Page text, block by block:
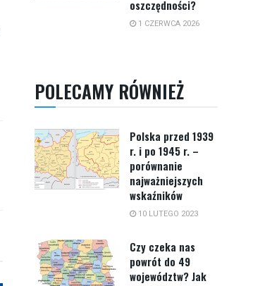
oszczędności?
1 CZERWCA 2026
POLECAMY RÓWNIEŻ
Polska przed 1939
r. i po 1945 r. –
porównanie
najważniejszych
wskaźników
10 LUTEGO 2023
Czy czeka nas
powrót do 49
województw? Jak